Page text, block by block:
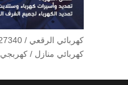
كهربائي منازل / كهربجي